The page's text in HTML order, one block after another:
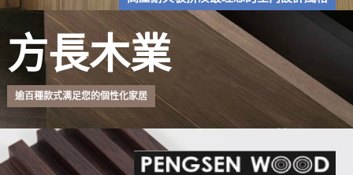
方長木業
逾百種款式满足您的個性化家居